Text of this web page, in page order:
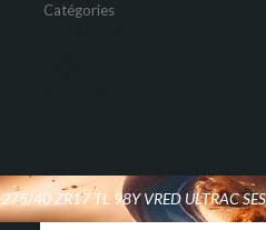
Catégories
275/40 ZR17 TL 98Y VRED ULTRAC